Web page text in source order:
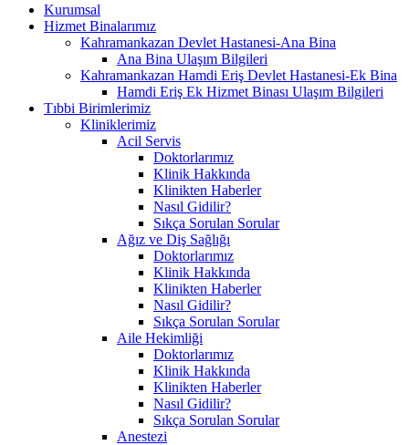
Kurumsal
Hizmet Binalarımız
Kahramankazan Devlet Hastanesi-Ana Bina
Ana Bina Ulaşım Bilgileri
Kahramankazan Hamdi Eriş Devlet Hastanesi-Ek Bina
Hamdi Eriş Ek Hizmet Binası Ulaşım Bilgileri
Tıbbi Birimlerimiz
Kliniklerimiz
Acil Servis
Doktorlarımız
Klinik Hakkında
Klinikten Haberler
Nasıl Gidilir?
Sıkça Sorulan Sorular
Ağız ve Diş Sağlığı
Doktorlarımız
Klinik Hakkında
Klinikten Haberler
Nasıl Gidilir?
Sıkça Sorulan Sorular
Aile Hekimliği
Doktorlarımız
Klinik Hakkında
Klinikten Haberler
Nasıl Gidilir?
Sıkça Sorulan Sorular
Anestezi